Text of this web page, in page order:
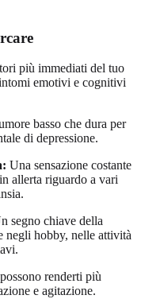
più immediati del tuo
emotivi e cognitivi
basso che dura per
di depressione.
Una sensazione costante
allerta riguardo a vari
segno chiave della
negli hobby, nelle attività
renderti più
e agitazione.